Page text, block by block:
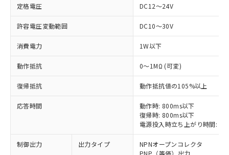
定格電圧 DC12～24V
許容電圧変動範囲 DC10～30V
消費電力 1W以下
動作抵抗 0～1MΩ (可変)
復帰抵抗 動作抵抗値の105%以上
応答時間
動作時: 800ms以下
復帰時: 800ms以下
電源投入時立ち上がり時間: 2s
制御出力 出力タイプ
NPNオープンコレクタ
PNP（等価）出力
※1 対応状況
対応済み：EU RoHS指令（10物質）の
非含有に対応した製品が提供可能な商品で